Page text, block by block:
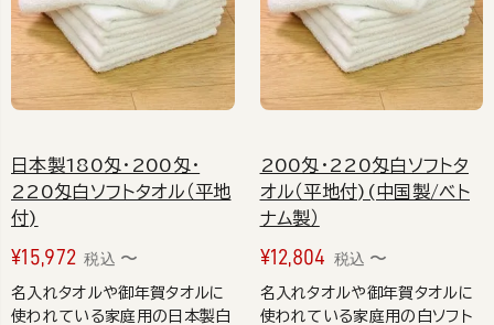
日本製180匁・200匁・
220匁白ソフトタオル（平地
付)
¥15,972 税込 〜
名入れタオルや御年賀タオルに
使われている家庭用の日本製白
200匁・220匁白ソフトタ
オル（平地付)(中国製/ベト
ナム製）
¥12,804 税込 〜
名入れタオルや御年賀タオルに
使われている家庭用の白ソフト